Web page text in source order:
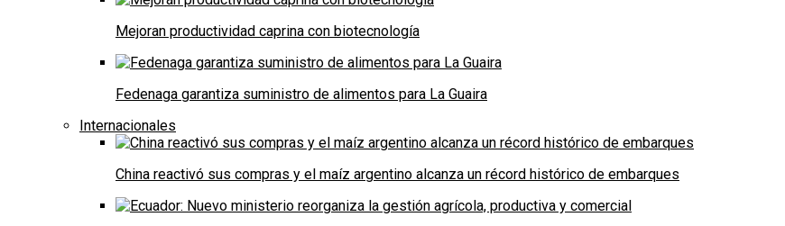
Mejoran productividad caprina con biotecnología
Fedenaga garantiza suministro de alimentos para La Guaira
Internacionales
China reactivó sus compras y el maíz argentino alcanza un récord histórico de embarques